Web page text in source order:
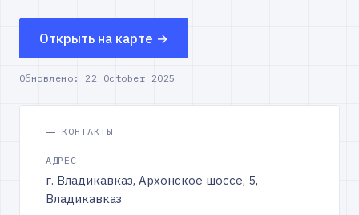
Открыть на карте →
Обновлено: 22 October 2025
КОНТАКТЫ
АДРЕС
г. Владикавказ, Архонское шоссе, 5,
Владикавказ